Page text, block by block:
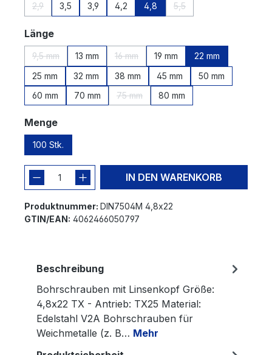
2,9
(Diese Option ist zurzeit nicht verfügbar.)
3,5 3,9 4,2 4,8 5,5
(Diese Option ist zurzeit
Längeauswählen
9,5 mm 13 mm 16 mm 19 mm
22 mm
25 mm
32 mm 38 mm 45 mm
50 mm
60 mm
70 mm 75 mm 80 mm
Mengeauswählen
100 Stk.
IN DEN WARENKORB
Produktnummer: DIN7504M 4,8x22
GTIN/EAN: 4062466050797
Beschreibung
Bohrschrauben mit Linsenkopf Größe:
4,8x22 TX - Antrieb: TX25 Material:
Edelstahl V2A Bohrschrauben für
Weichmetalle (z. B… Mehr